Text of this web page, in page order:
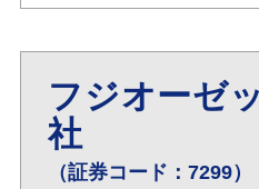
フジオーゼ
社
（証券コード：7299）